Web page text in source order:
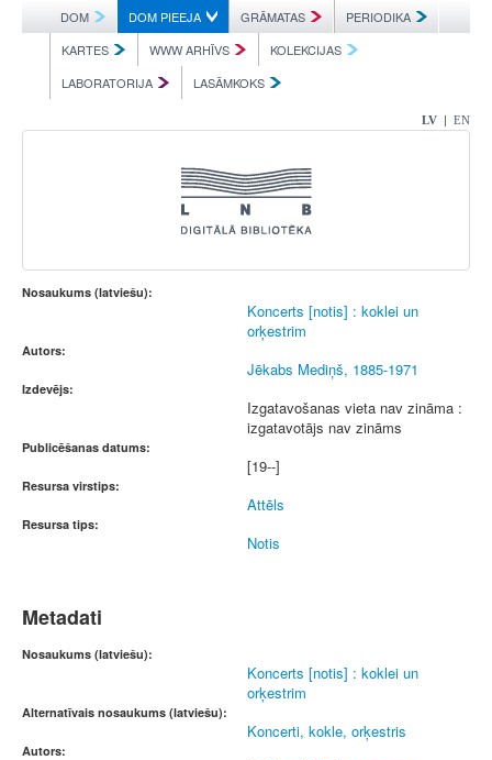
DOM DOM PIEEJA GRĀMATAS
PERIODIKA
KARTES
WWW ARHĪVS
KOLEKCIJAS
LABORATORIJA
LASĀMKOKS
LV | EN
Nosaukums (latviešu):
Koncerts [notis] : koklei un
orķestrim
Autors:
Jēkabs Mediņš, 1885-1971
Izdevējs:
Izgatavošanas vieta nav zināma :
izgatavotājs nav zināms
Publicēšanas datums:
[19--]
Resursa virstips:
Attēls
Resursa tips:
Notis
Metadati
Nosaukums (latviešu):
Koncerts [notis] : koklei un
orķestrim
Alternatīvais nosaukums (latviešu):
Koncerti, kokle, orķestris
Autors: